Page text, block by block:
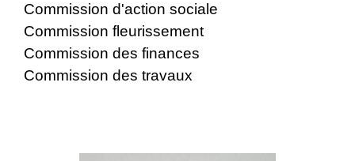
Commission d'action sociale
Commission fleurissement
Commission des finances
Commission des travaux